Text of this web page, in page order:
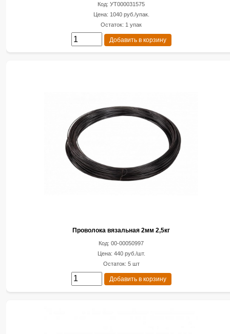
Код: УТ000031575
Цена: 1040 руб./упак.
Остаток: 1 упак
Добавить в корзину
Проволока вязальная 2мм 2,5кг
Код: 00-00050997
Цена: 440 руб./шт.
Остаток: 5 шт
Добавить в корзину